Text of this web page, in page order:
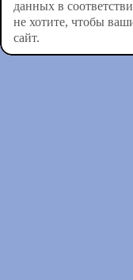
данных в
не хотите, чтобы
сайт.